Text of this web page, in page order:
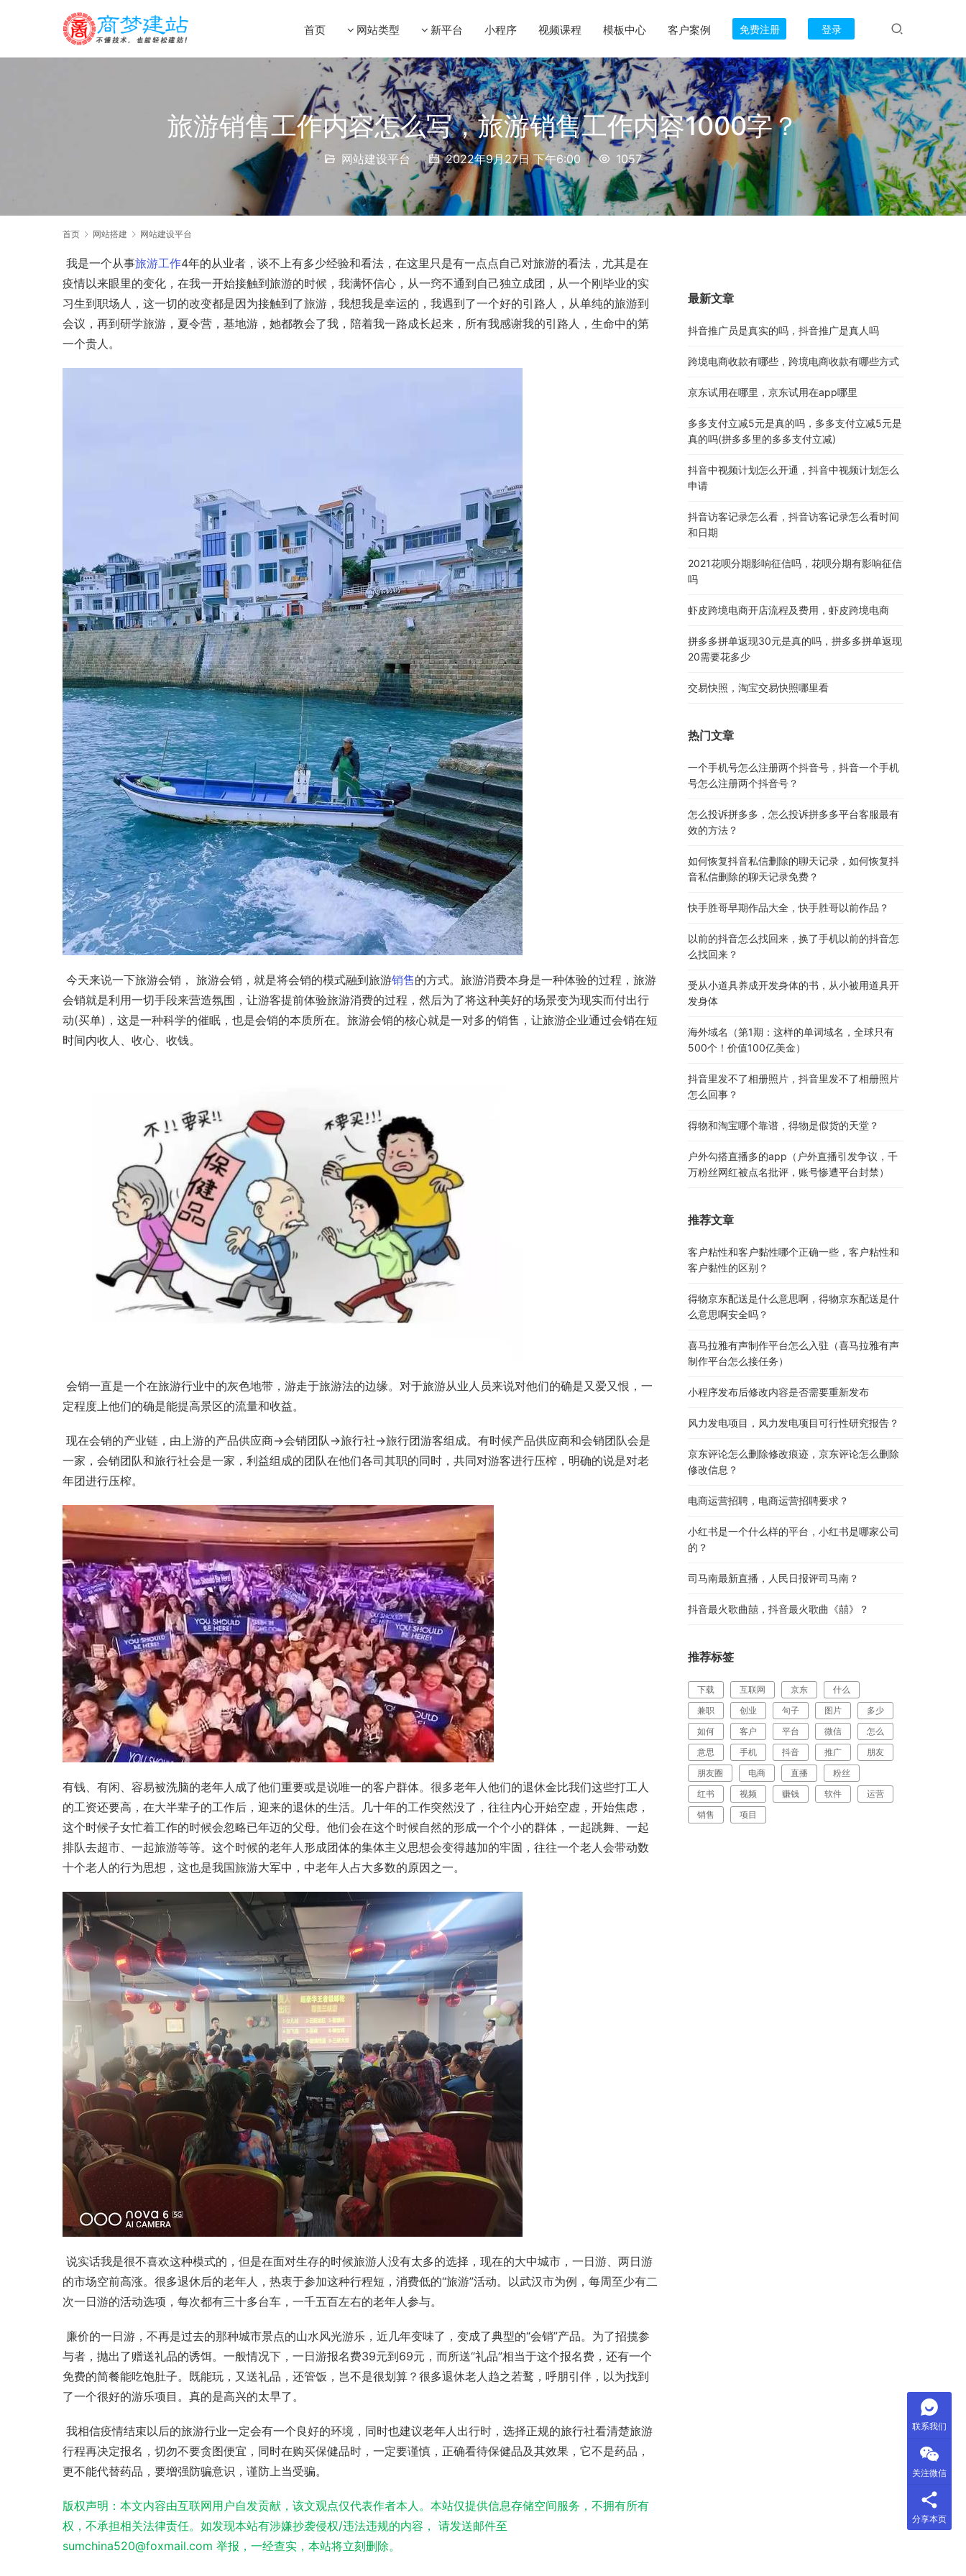
首页 网站类型 新平台 小程序 视频课程 模板中心 客户案例 免费注册 登录
旅游销售工作内容怎么写，旅游销售工作内容1000字？
网站建设平台 2022年9月27日 下午6:00 1057
首页 网站搭建 网站建设平台
我是一个从事旅游工作4年的从业者，谈不上有多少经验和看法，在这里只是有一点点自己对旅游的看法，尤其是在
疫情以来眼里的变化，在我一开始接触到旅游的时候，我满怀信心，从一窍不通到自己独立成团，从一个刚毕业的实
习生到职场人，这一切的改变都是因为接触到了旅游，我想我是幸运的，我遇到了一个好的引路人，从单纯的旅游到
会议，再到研学旅游，夏令营，基地游，她都教会了我，陪着我一路成长起来，所有我感谢我的引路人，生命中的第
一个贵人。
今天来说一下旅游会销， 旅游会销，就是将会销的模式融到旅游销售的方式。旅游消费本身是一种体验的过程，旅游
会销就是利用一切手段来营造氛围，让游客提前体验旅游消费的过程，然后为了将这种美好的场景变为现实而付出行
动(买单)，这是一种科学的催眠，也是会销的本质所在。旅游会销的核心就是一对多的销售，让旅游企业通过会销在短
时间内收人、收心、收钱。
定程度上他们的确是能提高景区的流量和收益。
一家，会销团队和旅行社会是一家，利益组成的团队在他们各司其职的同时，共同对游客进行压榨，明确的说是对老
年团进行压榨。
有钱、有闲、容易被洗脑的老年人成了他们重要或是说唯一的客户群体。很多老年人他们的退休金比我们这些打工人
的工资还要高，在大半辈子的工作后，迎来的退休的生活。几十年的工作突然没了，往往内心开始空虚，开始焦虑，
这个时候子女忙着工作的时候会忽略已年迈的父母。他们会在这个时候自然的形成一个个小的群体，一起跳舞、一起
排队去超市、一起旅游等等。这个时候的老年人形成团体的集体主义思想会变得越加的牢固，往往一个老人会带动数
十个老人的行为思想，这也是我国旅游大军中，中老年人占大多数的原因之一。
的市场空前高涨。很多退休后的老年人，热衷于参加这种行程短，消费低的“旅游”活动。以武汉市为例，每周至少有二
次一日游的活动选项，每次都有三十多台车，一千五百左右的老年人参与。
与者，抛出了赠送礼品的诱饵。一般情况下，一日游报名费39元到69元，而所送“礼品”相当于这个报名费，还有一个
免费的简餐能吃饱肚子。既能玩，又送礼品，还管饭，岂不是很划算？很多退休老人趋之若鹜，呼朋引伴，以为找到
了一个很好的游乐项目。真的是高兴的太早了。
行程再决定报名，切勿不要贪图便宜，同时在购买保健品时，一定要谨慎，正确看待保健品及其效果，它不是药品，
更不能代替药品，要增强防骗意识，谨防上当受骗。
版权声明：本文内容由互联网用户自发贡献，该文观点仅代表作者本人。本站仅提供信息存储空间服务，不拥有所有
权，不承担相关法律责任。如发现本站有涉嫌抄袭侵权/违法违规的内容， 请发送邮件至
sumchina520@foxmail.com 举报，一经查实，本站将立刻删除。
最新文章
抖音推广员是真实的吗，抖音推广是真人吗
跨境电商收款有哪些，跨境电商收款有哪些方式
京东试用在哪里，京东试用在app哪里
多多支付立减5元是真的吗，多多支付立减5元是
真的吗(拼多多里的多多支付立减)
抖音中视频计划怎么开通，抖音中视频计划怎么
申请
抖音访客记录怎么看，抖音访客记录怎么看时间
和日期
2021花呗分期影响征信吗，花呗分期有影响征信
吗
虾皮跨境电商开店流程及费用，虾皮跨境电商
拼多多拼单返现30元是真的吗，拼多多拼单返现
20需要花多少
交易快照，淘宝交易快照哪里看
热门文章
一个手机号怎么注册两个抖音号，抖音一个手机
号怎么注册两个抖音号？
怎么投诉拼多多，怎么投诉拼多多平台客服最有
效的方法？
如何恢复抖音私信删除的聊天记录，如何恢复抖
音私信删除的聊天记录免费？
快手胜哥早期作品大全，快手胜哥以前作品？
以前的抖音怎么找回来，换了手机以前的抖音怎
么找回来？
受从小道具养成开发身体的书，从小被用道具开
发身体
海外域名（第1期：这样的单词域名，全球只有
500个！价值100亿美金）
抖音里发不了相册照片，抖音里发不了相册照片
怎么回事？
得物和淘宝哪个靠谱，得物是假货的天堂？
户外勾搭直播多的app（户外直播引发争议，千
万粉丝网红被点名批评，账号惨遭平台封禁）
推荐文章
客户粘性和客户黏性哪个正确一些，客户粘性和
客户黏性的区别？
得物京东配送是什么意思啊，得物京东配送是什
么意思啊安全吗？
喜马拉雅有声制作平台怎么入驻（喜马拉雅有声
制作平台怎么接任务）
小程序发布后修改内容是否需要重新发布
风力发电项目，风力发电项目可行性研究报告？
京东评论怎么删除修改痕迹，京东评论怎么删除
修改信息？
电商运营招聘，电商运营招聘要求？
小红书是一个什么样的平台，小红书是哪家公司
的？
司马南最新直播，人民日报评司马南？
抖音最火歌曲囍，抖音最火歌曲《囍》？
推荐标签
下载 互联网 京东
什么
兼职
创业 句子 图片
多少
如何
客户 平台 微信
怎么
意思
手机 抖音 推广
朋友
朋友圈
电商 直播
粉丝
红书
视频 赚钱 软件
运营
销售
项目
联系我们
关注微信
分享本页